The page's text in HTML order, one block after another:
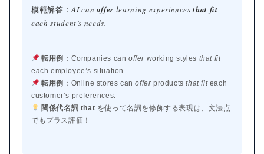
模範解答：AI can offer learning experiencesthat fit
each student’s needs.
転用例 ：Companies canoffer working styles that fit
each employee’s situation.
転用例 ：Online stores canofferproductsthat fiteach
customer’s preferences.
関係代名詞 that を使って名詞を修飾する表現は、文法点
でもプラス評価！